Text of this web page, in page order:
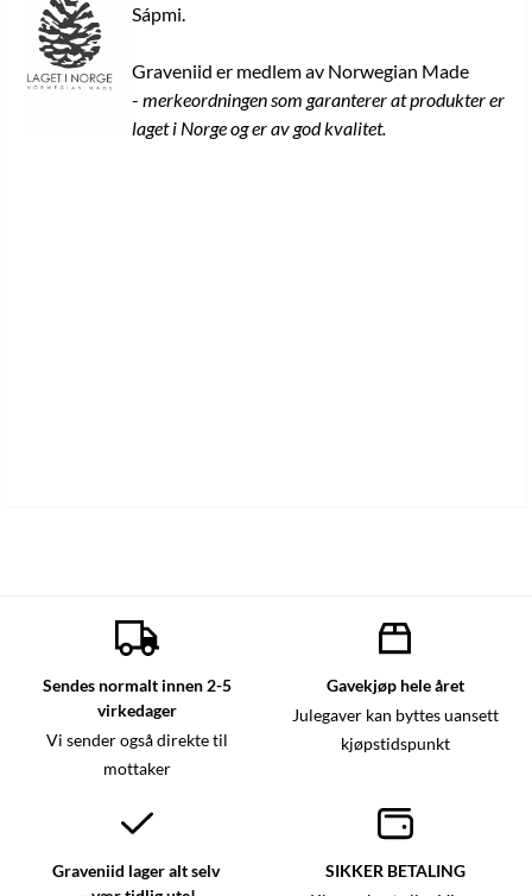
Sápmi.
Graveniid er medlem av Norwegian Made
- merkeordningen som garanterer at produkter er
laget i Norge og er av god kvalitet.
Sendes normalt innen 2-5
virkedager
Vi sender også direkte til
mottaker
Gavekjøp hele året
Julegaver kan byttes uansett
kjøpstidspunkt
Graveniid lager alt selv
SIKKER BETALING